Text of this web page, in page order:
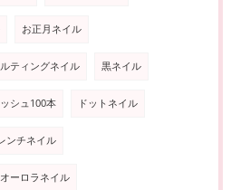
お正月ネイル
ティングネイル 黒ネイル
シュ100本 ドットネイル
ンチネイル
オーロラネイル